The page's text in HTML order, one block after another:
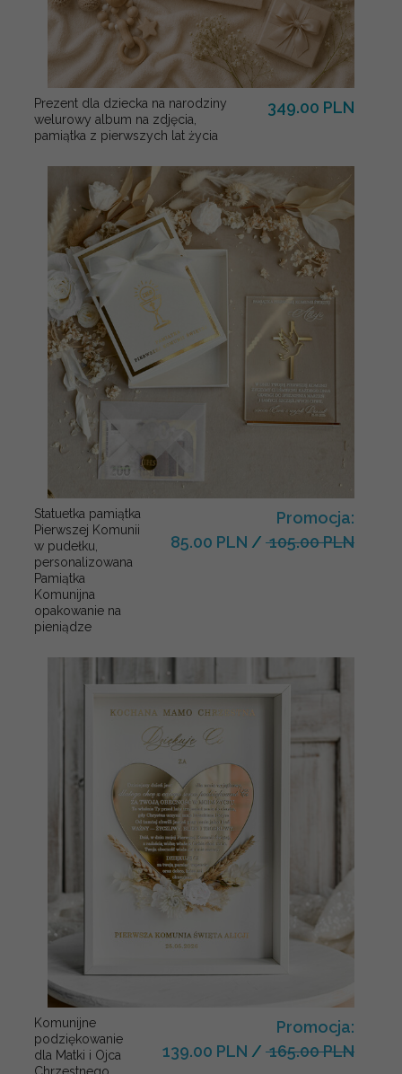
Prezent dla dziecka na narodziny
welurowy album na zdjęcia,
pamiątka z pierwszych lat życia
349.00 PLN
Statuetka pamiątka
Pierwszej Komunii
w pudełku,
personalizowana
Pamiątka
Komunijna
opakowanie na
pieniądze
Promocja:
85.00 PLN / 105.00 PLN
Komunijne
podziękowanie
dla Matki i Ojca
Chrzestnego
Promocja:
139.00 PLN / 165.00 PLN